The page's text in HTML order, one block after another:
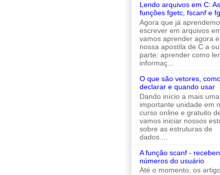
Lendo arquivos em C: As
funções fgetc, fscanf e
Agora que já
escrever em arquivos em
vamos aprender agora
nossa apostila de C a
parte: aprender como ler
informaç...
O que são vetores,
declarar e quando usar
Dando início a mais uma
importante unidade em
curso online e gratuito
vamos iniciar nossos
sobre as estruturas de
dados....
A função scanf -
números do usuário
Até o momento, os